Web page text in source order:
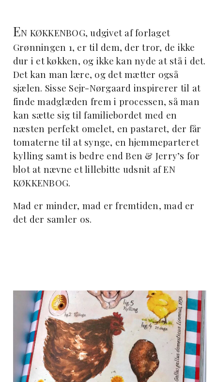
EN KØKKENBOG, udgivet af forlaget
Grønningen 1, er til dem, der tror, de ikke
dur i et køkken, og ikke kan nyde at stå i det.
Det kan man lære, og det mætter også
sjælen. Sisse Sejr-Nørgaard inspirerer til at
finde madglæden frem i processen, så man
kan sætte sig til familiebordet med en
næsten perfekt omelet, en pastaret, der får
tomaterne til at synge, en hjemmeparteret
kylling samt is bedre end Ben & Jerry’s for
blot at nævne et lillebitte udsnit af EN
KØKKENBOG.
Mad er minder, mad er fremtiden, mad er
det der samler os.